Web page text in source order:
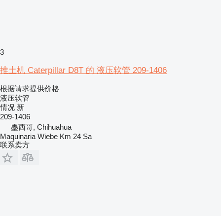
3
推土机 Caterpillar D8T 的 液压软管 209-1406
根据请求提供价格
液压软管
情况 新
209-1406
墨西哥, Chihuahua
Maquinaria Wiebe Km 24 Sa
联系卖方